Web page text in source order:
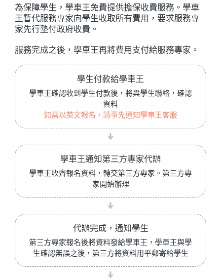
為保障學生，學車王免費提供擔保收費服務。學車
王暫代服務專家向學生收取所有費用，要求服務專
家先行墊付政府收費。
服務完成之後，學車王再將費用支付給服務專家。
學生付款給學車王
學車王確認收到學生付款後，將與學生聯絡，確認
資料
如需以英文報名，請事先通知學車王客服
學車王通知第三方專家代辦
學車王收齊報名資料，轉交第三方專家。第三方專
家開始辦理
代辦完成，通知學生
第三方專家報名後將資料發給學車王，學車王與學
生確認無誤之後，第三方將資料用平郵寄給學生